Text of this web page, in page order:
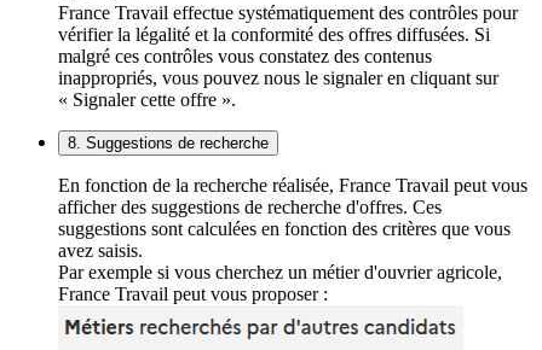
France Travail effectue systématiquement des contrôles pour
vérifier la légalité et la conformité des offres diffusées. Si
malgré ces contrôles vous constatez des contenus
inappropriés, vous pouvez nous le signaler en cliquant sur
« Signaler cette offre ».
8. Suggestions de recherche
En fonction de la recherche réalisée, France Travail peut vous
afficher des suggestions de recherche d'offres. Ces
suggestions sont calculées en fonction des critères que vous
avez saisis.
Par exemple si vous cherchez un métier d'ouvrier agricole,
France Travail peut vous proposer :